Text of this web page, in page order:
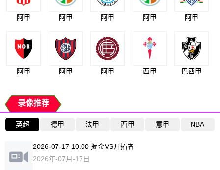
阿甲 阿甲 阿甲 阿甲 阿甲
阿甲 阿甲 阿甲 西甲 巴西甲
录像推荐
英超 德甲 法甲 西甲 意甲 NBA
2026-07-17 10:00 掘金VS开拓者
2026年-07月-17日